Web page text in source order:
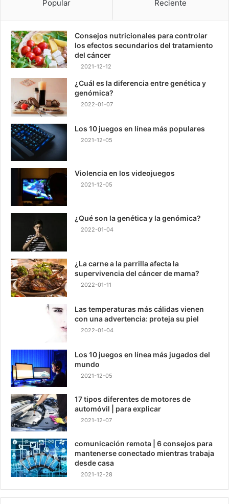
Popular Reciente
Consejos nutricionales para controlar
los efectos secundarios del tratamiento
del cáncer
2021-12-12
¿Cuál es la diferencia entre genética y
genómica?
2022-01-07
Los 10 juegos en línea más populares
2021-12-05
Violencia en los videojuegos
2021-12-05
¿Qué son la genética y la genómica?
2022-01-04
¿La carne a la parrilla afecta la
supervivencia del cáncer de mama?
2022-01-11
Las temperaturas más cálidas vienen
con una advertencia: proteja su piel
2022-01-04
Los 10 juegos en línea más jugados del
mundo
2021-12-05
17 tipos diferentes de motores de
automóvil | para explicar
2021-12-07
comunicación remota | 6 consejos para
mantenerse conectado mientras trabaja
desde casa
2021-12-28